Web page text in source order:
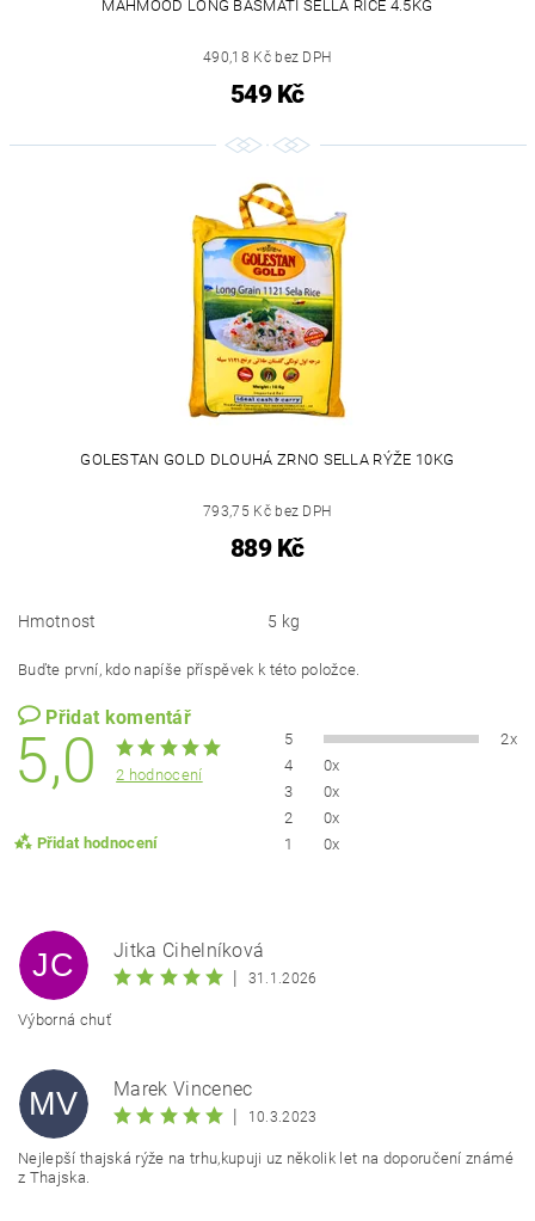
MAHMOOD LONG BASMATI SELLA RICE 4.5KG
490,18 Kč bez DPH
549 Kč
GOLESTAN GOLD DLOUHÁ ZRNO SELLA RÝŽE 10KG
793,75 Kč bez DPH
889 Kč
Hmotnost 5 kg
Buďte první, kdo napíše příspěvek k této položce.
Přidat komentář
5,0 2 hodnocení
Přidat hodnocení
5
2x
4
0x
3
0x
2
0x
1
0x
JC
Jitka Cihelníková
|
31.1.2026
Výborná chuť
MV
Marek Vincenec
|
10.3.2023
Nejlepší thajská rýže na trhu,kupuji uz několik let na doporučení známé
z Thajska.